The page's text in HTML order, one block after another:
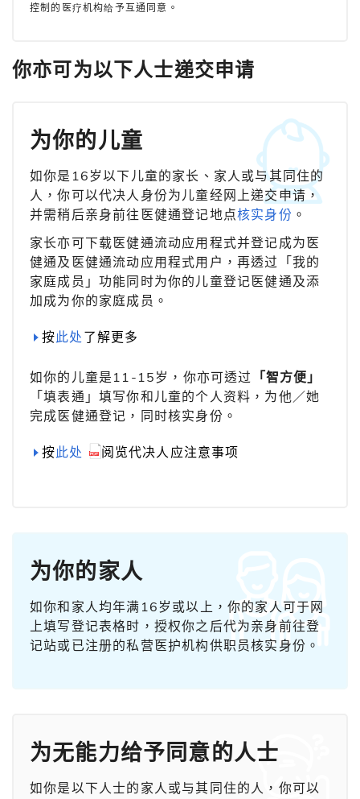
控制的医疗机构给予互通同意。
你亦可为以下人士递交申请
为你的儿童
如你是16岁以下儿童的家长、家人或与其同住的
人，你可以代决人身份为儿童经网上递交申请，
并需稍后亲身前往医健通登记地点核实身份 。
家长亦可下载医健通流动应用程式并登记成为医
健通及医健通流动应用程式用户，再透过「我的
家庭成员」功能同时为你的儿童登记医健通及添
加成为你的家庭成员。
按此处 了解更多
如你的儿童是11-15岁，你亦可透过
「智方便」
「填表通」填写你和儿童的个人资料，为他／她
完成医健通登记，同时核实身份。
按此处 阅览代决人应注意事项
为你的家人
如你和家人均年满16岁或以上，你的家人可于网
上填写登记表格时，授权你之后代为亲身前往登
记站或已注册的私营医护机构供职员核实身份。
为无能力给予同意的人士
如你是以下人士的家人或与其同住的人，你可以